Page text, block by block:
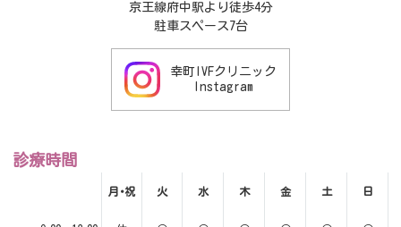
京王線府中駅より徒歩4分
駐車スペース7台
幸町IVFクリニック
Instagram
診療時間
月･祝 火 水 木 金 土 日